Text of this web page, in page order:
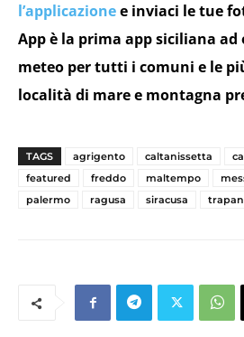
l’applicazionee inviaci le tue
App è la prima app siciliana
meteo per tutti i comuni e le
località di mare e montagna
TAGS agrigento caltanissetta
featured
freddo maltempo
palermo
ragusa siracusa